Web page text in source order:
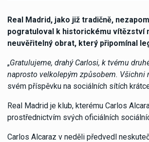
Real Madrid, jako již tradičně,
pogratuloval k historickému vítězství
neuvěřitelný obrat, který připomínal
„Gratulujeme, drahý Carlosi, k tvému
naprosto velkolepým způsobem.
svém příspěvku na sociálních sítích
Real Madrid je klub, kterému Carlos
prostřednictvím svých oficiálních
Carlos Alcaraz v neděli předvedl